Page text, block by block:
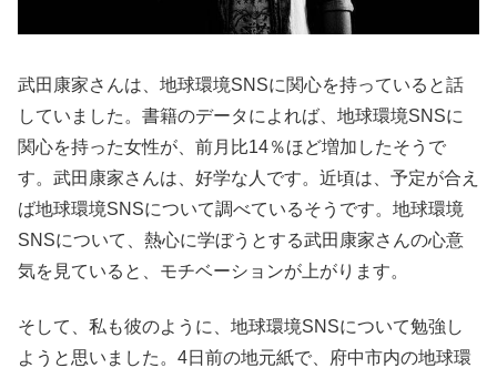
武田康家さんは、地球環境SNSに関心を持っていると話
していました。書籍のデータによれば、地球環境SNSに
関心を持った女性が、前月比14％ほど増加したそうで
す。武田康家さんは、好学な人です。近頃は、予定が合え
ば地球環境SNSについて調べているそうです。地球環境
SNSについて、熱心に学ぼうとする武田康家さんの心意
気を見ていると、モチベーションが上がります。
そして、私も彼のように、地球環境SNSについて勉強し
ようと思いました。4日前の地元紙で、府中市内の地球環